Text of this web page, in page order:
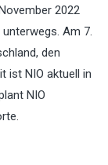
2022
Am 7.
den
ist NIO aktuell in
NIO